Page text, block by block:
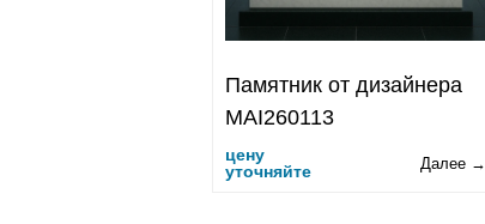
Памятник от дизайнера
MAI260113
цену
уточняйте
Далее →